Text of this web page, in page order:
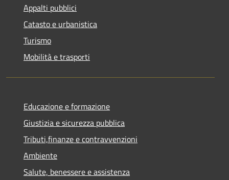
Appalti pubblici
Catasto e urbanistica
Turismo
Mobilità e trasporti
Educazione e formazione
Giustizia e sicurezza pubblica
Tributi,finanze e contravvenzioni
Ambiente
Salute, benessere e assistenza